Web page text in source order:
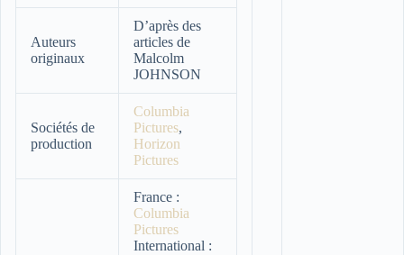
Auteurs
originaux
D’après des
articles de
Malcolm
JOHNSON
Sociétés de
production
Columbia
Pictures,
Horizon
Pictures
France :
Columbia
Pictures
International :